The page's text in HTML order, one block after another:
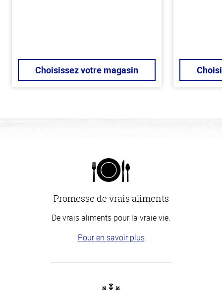
Choisissez votre magasin
Promesse de vrais aliments
De vrais aliments pour la vraie vie.
Pour en savoir plus